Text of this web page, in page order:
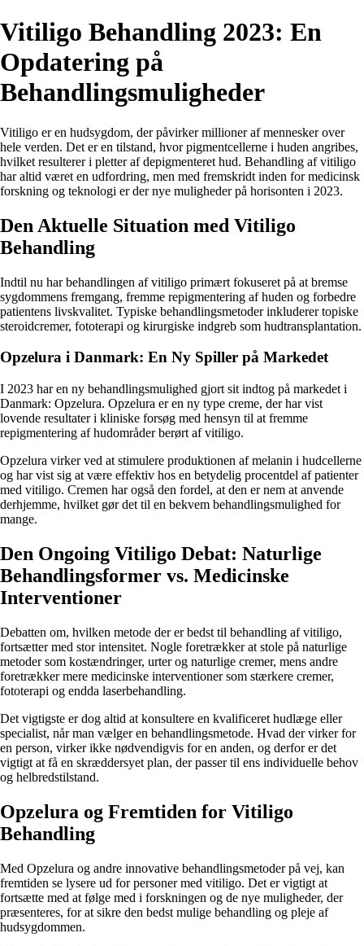
Vitiligo Behandling 2023: En
Opdatering på
Behandlingsmuligheder
Vitiligo er en hudsygdom, der påvirker millioner af mennesker over
hele verden. Det er en tilstand, hvor pigmentcellerne i huden angribes,
hvilket resulterer i pletter af depigmenteret hud. Behandling af vitiligo
har altid været en udfordring, men med fremskridt inden for medicinsk
forskning og teknologi er der nye muligheder på horisonten i 2023.
Den Aktuelle Situation med Vitiligo
Behandling
Indtil nu har behandlingen af vitiligo primært fokuseret på at bremse
sygdommens fremgang, fremme repigmentering af huden og forbedre
patientens livskvalitet. Typiske behandlingsmetoder inkluderer topiske
steroidcremer, fototerapi og kirurgiske indgreb som hudtransplantation.
Opzelura i Danmark: En Ny Spiller på Markedet
I 2023 har en ny behandlingsmulighed gjort sit indtog på markedet i
Danmark: Opzelura. Opzelura er en ny type creme, der har vist
lovende resultater i kliniske forsøg med hensyn til at fremme
repigmentering af hudområder berørt af vitiligo.
Opzelura virker ved at stimulere produktionen af melanin i hudcellerne
og har vist sig at være effektiv hos en betydelig procentdel af patienter
med vitiligo. Cremen har også den fordel, at den er nem at anvende
derhjemme, hvilket gør det til en bekvem behandlingsmulighed for
mange.
Den Ongoing Vitiligo Debat: Naturlige
Behandlingsformer vs. Medicinske
Interventioner
Debatten om, hvilken metode der er bedst til behandling af vitiligo,
fortsætter med stor intensitet. Nogle foretrækker at stole på naturlige
metoder som kostændringer, urter og naturlige cremer, mens andre
foretrækker mere medicinske interventioner som stærkere cremer,
fototerapi og endda laserbehandling.
Det vigtigste er dog altid at konsultere en kvalificeret hudlæge eller
specialist, når man vælger en behandlingsmetode. Hvad der virker for
en person, virker ikke nødvendigvis for en anden, og derfor er det
vigtigt at få en skræddersyet plan, der passer til ens individuelle behov
og helbredstilstand.
Opzelura og Fremtiden for Vitiligo
Behandling
Med Opzelura og andre innovative behandlingsmetoder på vej, kan
fremtiden se lysere ud for personer med vitiligo. Det er vigtigt at
fortsætte med at følge med i forskningen og de nye muligheder, der
præsenteres, for at sikre den bedst mulige behandling og pleje af
hudsygdommen.